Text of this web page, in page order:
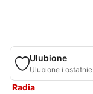
Ulubione
Ulubione i ostatnie
Radia